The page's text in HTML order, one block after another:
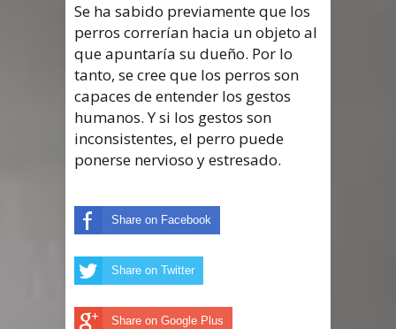
Se ha sabido previamente que los
perros correrían hacia un objeto al
que apuntaría su dueño. Por lo
tanto, se cree que los perros son
capaces de entender los gestos
humanos. Y si los gestos son
inconsistentes, el perro puede
ponerse nervioso y estresado.
Share on Facebook
Share on Twitter
Share on Google Plus